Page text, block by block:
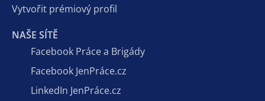
Vytvořit prémiový profil
NAŠE SÍTĚ
Facebook Práce a Brigády
Facebook JenPráce.cz
LinkedIn JenPráce.cz